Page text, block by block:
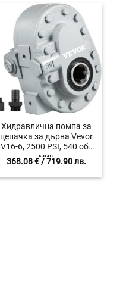
Хидравлична помпа за
цепачка за дърва Vevor
V16-6, 2500 PSI, 540 об/
мин
368.08€/ 719.90 лв.